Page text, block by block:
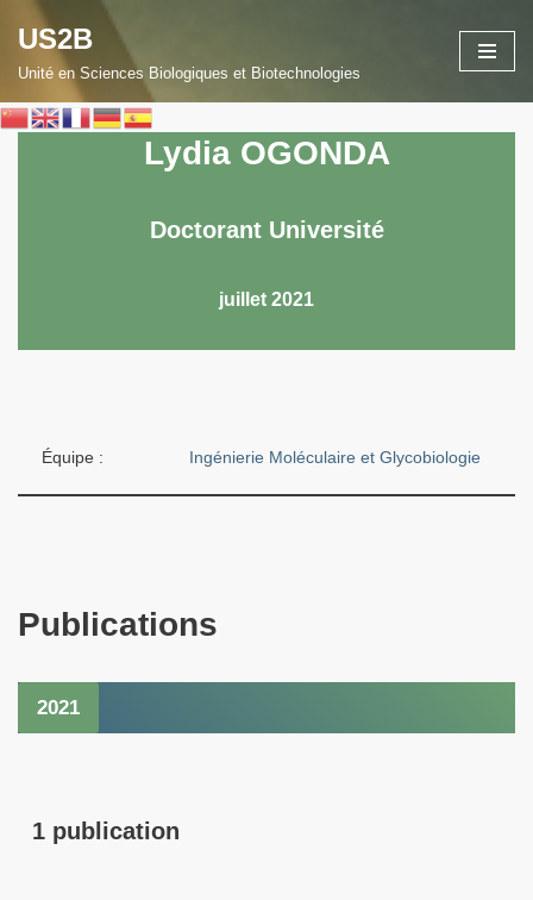
Aller
contenu
US2B
Unité en Sciences Biologiques et Biotechnologies
Lydia OGONDA
Doctorant Université
juillet 2021
Équipe : Ingénierie Moléculaire et Glycobiologie
Publications
2021
1 publication